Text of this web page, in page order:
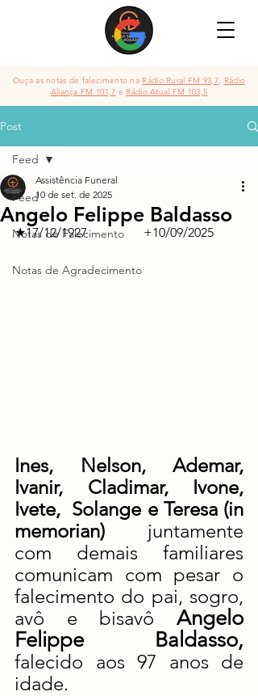
Ouça as notas de falecimento na Rádio Rural FM 93,7, Rádio
Aliança FM 101,7 e Rádio Atual FM 103,5
Post
Feed
Notas de Falecimento
Notas de Agradecimento
Feed
Angelo Felippe Baldasso
Assistência Funeral
10 de set. de 2025
★17/12/1927 	          +10/09/2025
Ines, Nelson, Ademar,
Ivanir, Cladimar, Ivone,
Ivete,  Solange e Teresa (in
memorian) juntamente
com demais familiares
comunicam com pesar o
falecimento do pai, sogro,
avô e bisavô Angelo
falecido aos 97 anos de
idade.